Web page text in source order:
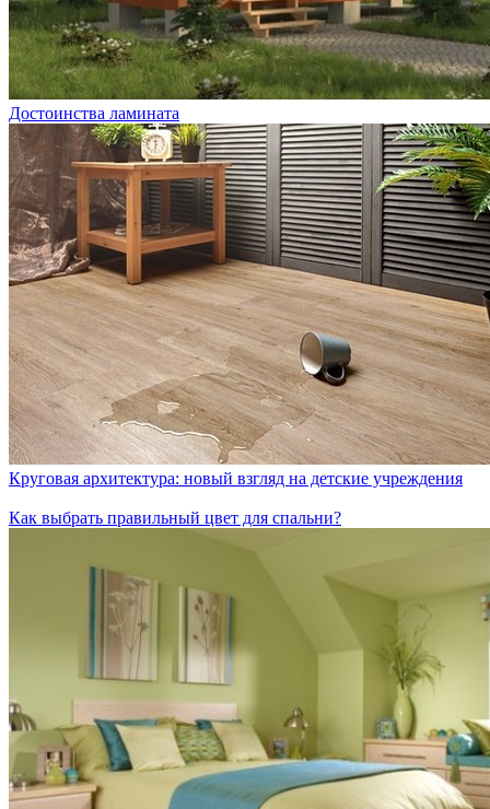
Достоинства ламината
Круговая архитектура: новый взгляд на детские учреждения
Как выбрать правильный цвет для спальни?